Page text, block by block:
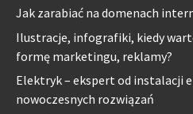
Jak zarabiać na domenach
Ilustracje, infografiki, kiedy
formę marketingu, reklamy?
Elektryk – ekspert od instalacji
nowoczesnych rozwiązań